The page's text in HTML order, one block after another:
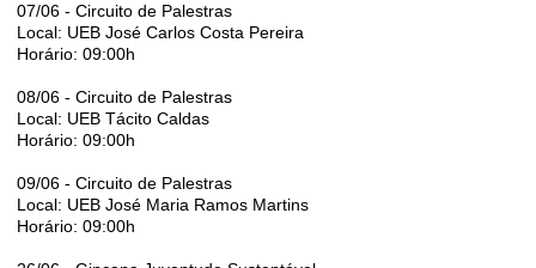
07/06 - Circuito de Palestras
Local: UEB José Carlos Costa Pereira
Horário: 09:00h
08/06 - Circuito de Palestras
Local: UEB Tácito Caldas
Horário: 09:00h
09/06 - Circuito de Palestras
Local: UEB José Maria Ramos Martins
Horário: 09:00h